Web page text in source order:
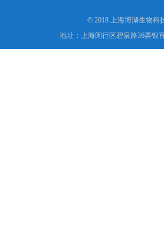
© 2018 上海博湖生物科
地址：上海闵行区碧泉路36弄银